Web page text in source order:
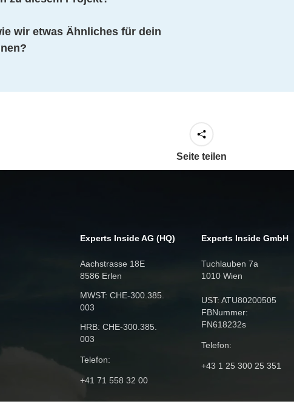
wir etwas Ähnliches für dein
Seite teilen
Experts Inside AG (HQ)
Aachstrasse 18E
8586 Erlen
MWST: CHE‑300.385.
003
HRB: CHE‑300.385.
003
Telefon:
+41 71 558 32 00
Experts Inside GmbH
Tuchlauben 7a
1010 Wien
UST: ATU80200505
FBNummer:
FN618232s
Telefon:
+43 1 25 300 25 351